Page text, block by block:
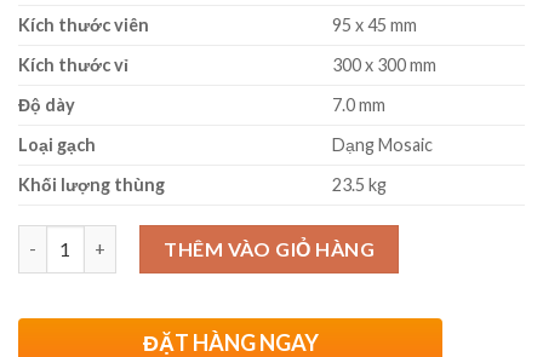
Kích thước viên
95 x 45 mm
Kích thước vỉ
300 x 300 mm
Độ dày
7.0 mm
Loại gạch
Dạng Mosaic
Khối lượng thùng
23.5 kg
THÊM VÀO GIỎ HÀNG
ĐẶT HÀNG NGAY